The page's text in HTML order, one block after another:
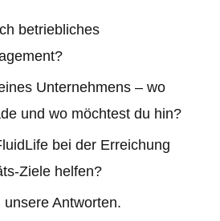
betriebliches
Unternehmens – wo
und wo möchtest du hin?
bei der Erreichung
Ziele helfen?
Antworten.